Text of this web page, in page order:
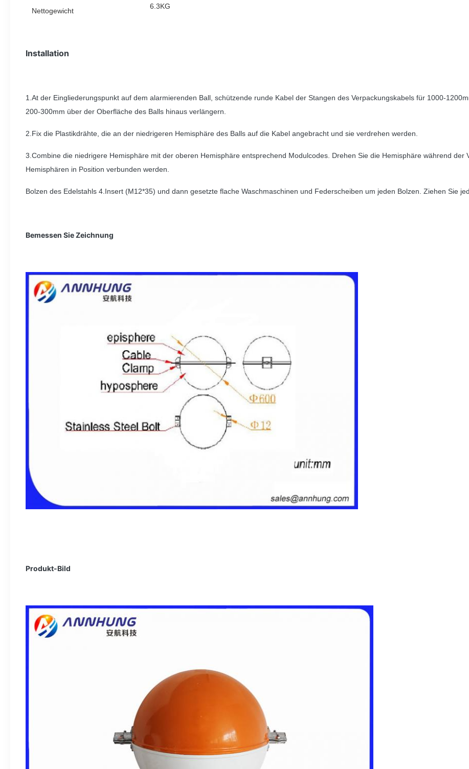
Nettogewicht
6.3KG
Installation
1.At der Eingliederungspunkt auf dem alarmierenden Ball, schützende runde Kabel der Stangen des Verpackungskabels für 1000-
200-300mm über der Oberfläche des Balls hinaus verlängern.
2.Fix die Plastikdrähte, die an der niedrigeren Hemisphäre des Balls auf die Kabel angebracht und sie verdrehen werden.
3.Combine die niedrigere Hemisphäre mit der oberen Hemisphäre entsprechend Modulcodes. Drehen Sie die Hemisphäre während der
Hemisphären in Position verbunden werden.
Bolzen des Edelstahls 4.Insert (M12*35) und dann gesetzte flache Waschmaschinen und Federscheiben um jeden Bolzen. Ziehen Sie
Bemessen Sie Zeichnung
Produkt-Bild